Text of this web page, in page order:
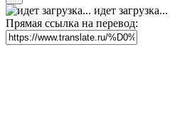
идет загрузка...
Прямая ссылка на перевод: